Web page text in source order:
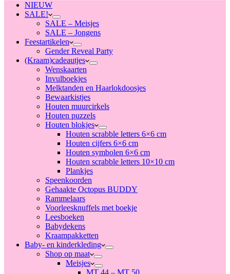
NIEUW
SALE!
SALE – Meisjes
SALE – Jongens
Feestartikelen
Gender Reveal Party
(Kraam)cadeautjes
Wenskaarten
Invulboekjes
Melktanden en Haarlokdoosjes
Bewaarkistjes
Houten muurcirkels
Houten puzzels
Houten blokjes
Houten scrabble letters 6×6 cm
Houten cijfers 6×6 cm
Houten symbolen 6×6 cm
Houten scrabble letters 10×10 cm
Plankjes
Speenkoorden
Gehaakte Octopus BUDDY
Rammelaars
Voorleesknuffels met boekje
Leesboeken
Babydekens
Kraampakketten
Baby- en kinderkleding
Shop op maat
Meisjes
MT 44 – MT 50